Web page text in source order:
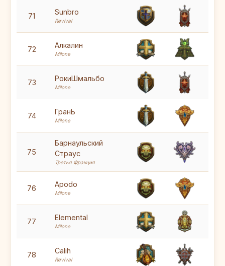
71 Sunbro
Revival
72 Алкалин
Milone
73 РокиШмальбо
Milone
74 ГранЬ
Milone
75
Барнаульский
Страус
Третья Фракция
76 Apodo
Milone
77 Elemental
Milone
78 Calih
Revival